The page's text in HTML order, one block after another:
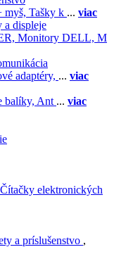
myš, Tašky k ... viac
a displeje
Monitory DELL, M
adaptéry, ... viac
balíky, Ant ... viac
Čítačky elektronických
a príslušenstvo ,